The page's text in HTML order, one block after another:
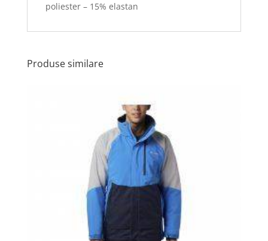
poliester – 15% elastan
Produse similare